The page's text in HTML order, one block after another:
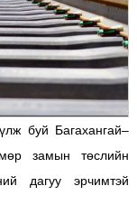
буй Багахангай–
замын төслийн
дагуу эрчимтэй